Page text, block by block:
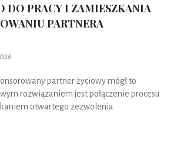
DO PRACY I ZAMIESZKANIA
PARTNERA
partner życiowy mógł to
rozwiązaniem jest połączenie procesu
otwartego zezwolenia